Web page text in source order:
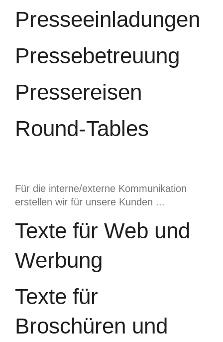
Presseeinladungen
Pressebetreuung
Pressereisen
Round-Tables
Für die interne/externe Kommunikation
erstellen wir für unsere Kunden ...
Texte für Web und
Werbung
Texte für
Broschüren und